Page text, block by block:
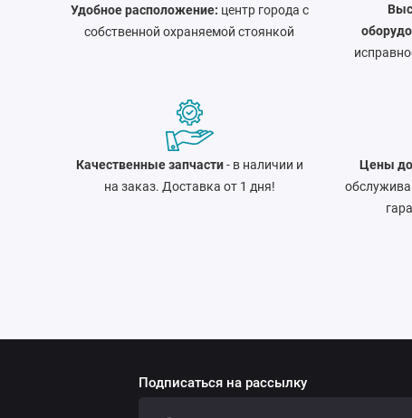
Удобное расположение: центр города c
собственной охраняемой стоянкой
Качественные запчасти- в наличии и
на заказ. Доставка от 1 дня!
Цены
Подписаться на рассылку